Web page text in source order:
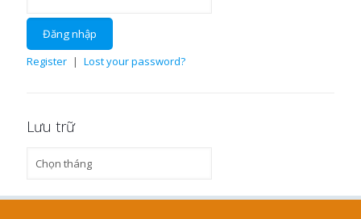
Register | Lost your password?
Lưu trữ
trữ